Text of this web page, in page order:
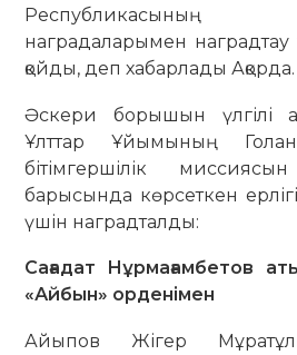
Республикасының
наградаларымен наградтау
қойды, деп хабарлады Ақорда.
Әскери борышын үлгілі
Ұлттар Ұйымының
бітімгершілік
барысында көрсеткен
үшін наградталды:
Сағадат Нұрмағамбетов
«Айбын» орденімен
Айыпов Жігер